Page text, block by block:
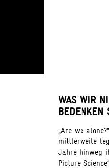
WAS WIR
BEDENKEN
„Are we
mittlerweile
Jahre hinweg
Picture